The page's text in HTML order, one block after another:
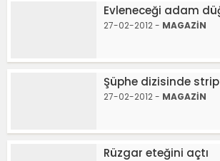
Evleneceği adam
27-02-2012 - MAGAZİN
Şüphe dizisinde
27-02-2012 - MAGAZİN
Rüzgar eteğini açtı